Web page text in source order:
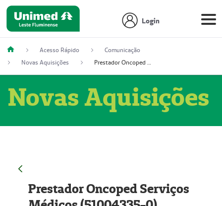
Login
Acesso Rápido
Comunicação
Novas Aquisições
Prestador Oncoped Serviços Médicos (51004335-0)
Novas Aquisições
Prestador Oncoped Serviços